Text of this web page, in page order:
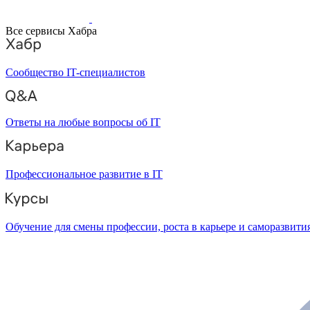
Все сервисы Хабра
Сообщество IT-специалистов
Ответы на любые вопросы об IT
Профессиональное развитие в IT
Обучение для смены профессии, роста в карьере и